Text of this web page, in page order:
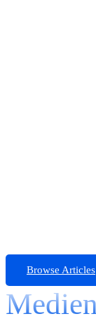
Browse Articles